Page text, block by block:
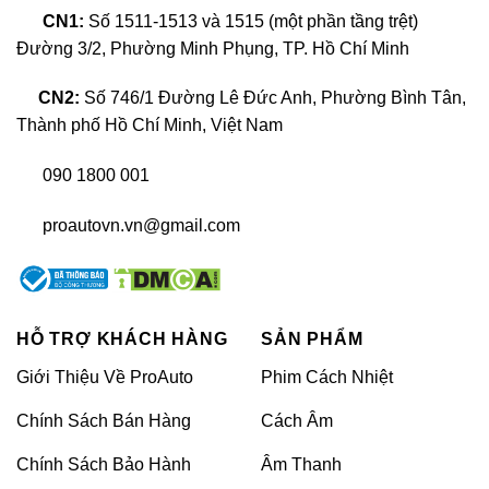
Bộ bodykit Mercedes C63 AMG là gì?
>>>XEM THÊM:Độ Bodykit GLS63 cho GLS450:
bộ phận nào?
Bodykit Mercedes C63 AMG bao gồm nhiều bộ phận
giúp tăng cường vẻ ngoài mạnh mẽ và thể thao cho
CN1: Số 1511-1513 và 1515 (một phần tầng trệt)
Đường 3/2, Phường Minh Phụng, TP. Hồ Chí Minh
CN2: Số 746/1 Đường Lê Đức Anh, Phường Bình Tân,
Thành phố Hồ Chí Minh, Việt Nam
090 1800 001
proautovn.vn@gmail.com
HỖ TRỢ KHÁCH HÀNG
Giới Thiệu Về ProAuto
Chính Sách Bán Hàng
Chính Sách Bảo Hành
SẢN PHẨM
Phim Cách Nhiệt
Cách Âm
Âm Thanh